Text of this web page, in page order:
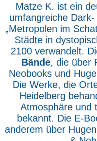
Matze K. ist ein
umfangreiche
„Metropolen im
Städte in
2100 verwandelt.
Bände, die über
Neobooks und
Die Werke, die
Heidelberg
Atmosphäre und
bekannt. Die E-
anderem über